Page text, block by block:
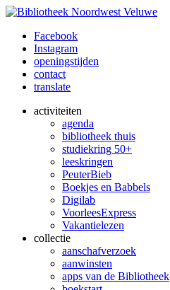
Facebook
Instagram
openingstijden
contact
translate
activiteiten
agenda
bibliotheek thuis
studiekring 50+
leeskringen
PeuterBieb
Boekjes en Babbels
Digilab
VoorleesExpress
Vakantielezen
collectie
aanschafverzoek
aanwinsten
apps van de Bibliotheek